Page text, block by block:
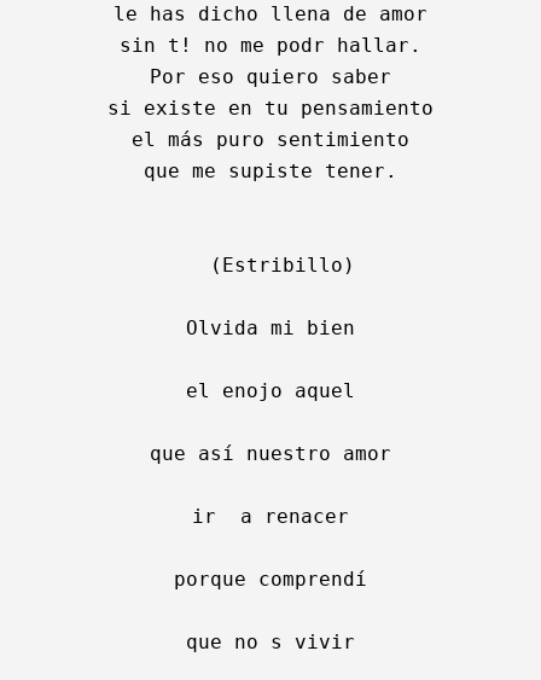
le has dicho llena de amor
sin t! no me podr hallar.
Por eso quiero saber
si existe en tu pensamiento
el más puro sentimiento
que me supiste tener.
Olvida mi bien
el enojo aquel
que así nuestro amor
ir  a renacer
porque comprendí
que no s vivir